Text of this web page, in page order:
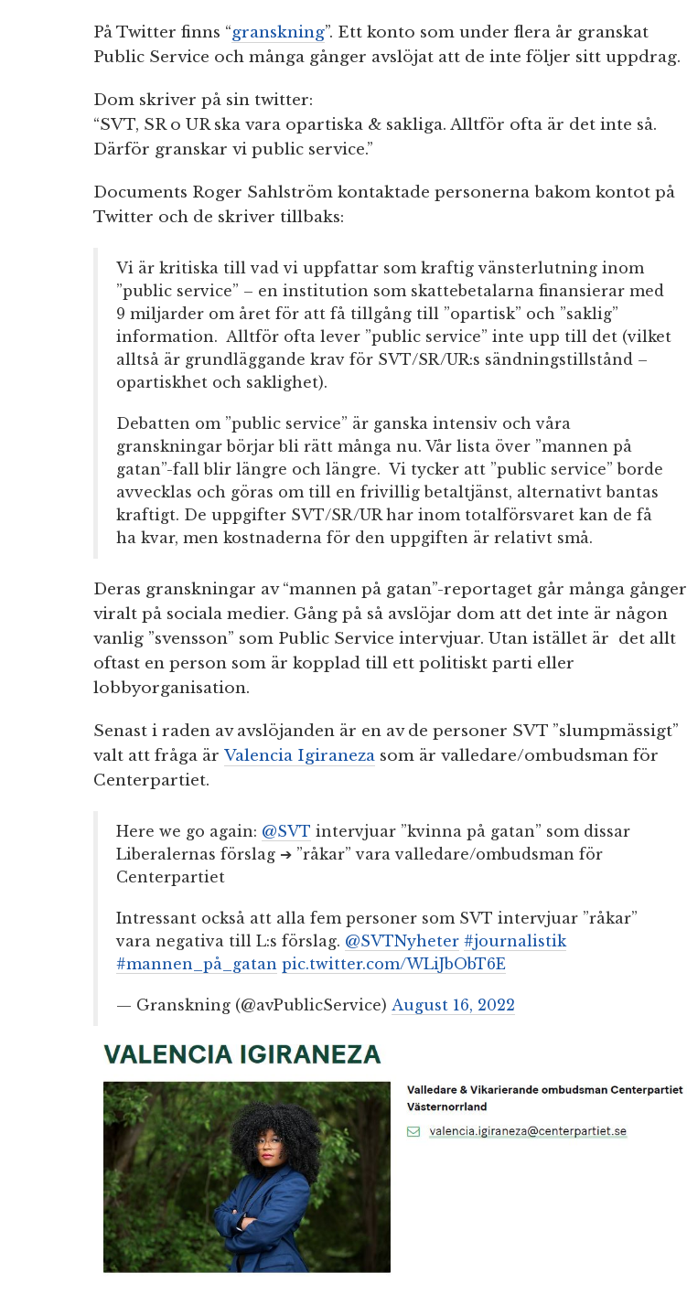
På Twitter finns “granskning”. Ett konto som under flera år granskat
Public Service och många gånger avslöjat att de inte följer sitt uppdrag.
Dom skriver på sin twitter:
“SVT, SR o UR ska vara opartiska & sakliga. Alltför ofta är det inte så.
Därför granskar vi public service.”
Documents Roger Sahlström kontaktade personerna bakom kontot på
Twitter och de skriver tillbaks:
Vi är kritiska till vad vi uppfattar som kraftig vänsterlutning inom
”public service” – en institution som skattebetalarna finansierar med
9 miljarder om året för att få tillgång till ”opartisk” och ”saklig”
information. Alltför ofta lever ”public service” inte upp till det (vilket
alltså är grundläggande krav för SVT/SR/UR:s sändningstillstånd –
opartiskhet och saklighet).
Debatten om ”public service” är ganska intensiv och våra
granskningar börjar bli rätt många nu. Vår lista över ”mannen på
gatan”-fall blir längre och längre. Vi tycker att ”public service” borde
avvecklas och göras om till en frivillig betaltjänst, alternativt bantas
kraftigt. De uppgifter SVT/SR/UR har inom totalförsvaret kan de få
ha kvar, men kostnaderna för den uppgiften är relativt små.
Deras granskningar av “mannen på gatan”-reportaget går många gånger
viralt på sociala medier. Gång på så avslöjar dom att det inte är någon
vanlig ”svensson” som Public Service intervjuar. Utan istället är det allt
oftast en person som är kopplad till ett politiskt parti eller
lobbyorganisation.
Senast i raden av avslöjanden är en av de personer SVT ”slumpmässigt”
valt att fråga är Valencia Igiraneza som är valledare/ombudsman för
Centerpartiet.
Here we go again: @SVT intervjuar ”kvinna på gatan” som dissar
Liberalernas förslag ➔ ”råkar” vara valledare/ombudsman för
Centerpartiet
Intressant också att alla fem personer som SVT intervjuar ”råkar”
vara negativa till L:s förslag. @SVTNyheter #journalistik
#mannen_på_gatan pic.twitter.com/WLiJbObT6E
— Granskning (@avPublicService) August 16, 2022